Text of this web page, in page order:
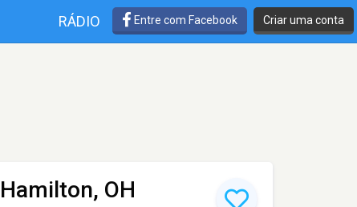
RÁDIO Entre com Facebook Criar uma conta
OH